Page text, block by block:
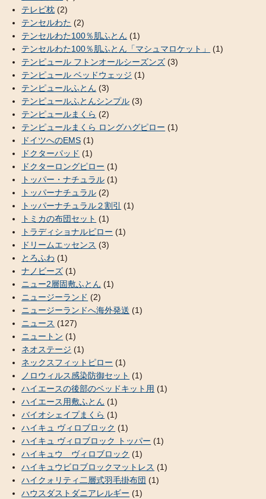
テレビ枕 (2)
テンセルわた (2)
テンセルわた100％肌ふとん (1)
テンセルわた100％肌ふとん「マシュマロケット」
(1)
テンピュール フトンオールシーズンズ (3)
テンピュール ベッドウェッジ (1)
テンピュールふとん (3)
テンピュールふとんシンプル (3)
テンピュールまくら (2)
テンピュールまくら ロングハグピロー (1)
ドイツへのEMS (1)
ドクターパッド (1)
ドクターロングピロー (1)
トッパー・ナチュラル (1)
トッパーナチュラル (2)
トッパーナチュラル２割引
(1)
トミカの布団セット (1)
トラディショナルピロー (1)
ドリームエッセンス (3)
とろふわ (1)
ナノビーズ (1)
ニュー2層固敷ふとん (1)
ニュージーランド (2)
ニュージーランドへ海外発送 (1)
ニュース (127)
ニュートン (1)
ネオステージ (1)
ネックスフィットピロー (1)
ノロウィルス感染防御セット (1)
ハイエースの後部のベッドキット用 (1)
ハイエース用敷ふとん (1)
バイオシェイプまくら (1)
ハイキュ ヴィロブロック (1)
ハイキュ ヴィロブロック トッパー (1)
ハイキュウ ヴィロブロック (1)
ハイキュウビロブロックマットレス (1)
ハイクォリティ二層式羽毛掛布団 (1)
ハウスダストダニアレルギー (1)